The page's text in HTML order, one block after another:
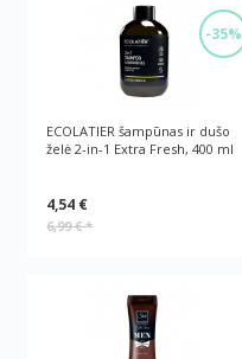
-35%
ECOLATIER šampūnas ir dušo
želė 2-in-1 Extra Fresh, 400 ml
4,54 €
6,99 €*